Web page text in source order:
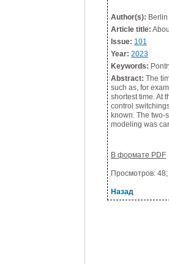
Author(s):
Article title:
Issue: 101
Year: 2023
Keywords:
Abstract: The
such as, for
shortest time. At
control
known. The
modeling was
В формате PDF
Просмотров: 48;
Назад